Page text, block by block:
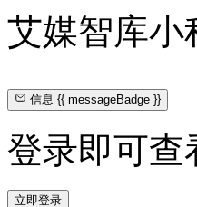
艾媒智库小
信息{{ messageBadge }}
登录即可查
立即登录